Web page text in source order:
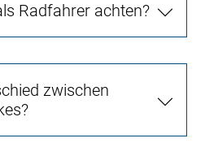
Radfahrer achten?
zwischen